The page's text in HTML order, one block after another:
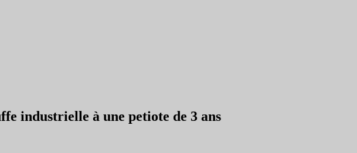
industrielle à une petiote de 3 ans